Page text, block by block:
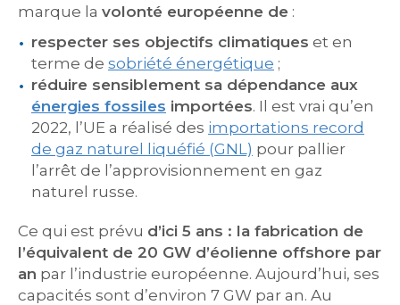
marque la volonté européenne de :
respecter ses objectifs climatiques et en
terme de sobriété énergétique ;
réduire sensiblement sa dépendance aux
énergies fossiles importées. Il est vrai qu’en
2022, l’UE a réalisé des importations record
de gaz naturel liquéfié (GNL) pour pallier
l’arrêt de l’approvisionnement en gaz
naturel russe.
Ce qui est prévu d’ici 5 ans : la fabrication de
l’équivalent de 20 GW d’éolienne offshore par
an par l’industrie européenne. Aujourd’hui, ses
capacités sont d’environ 7 GW par an. Au